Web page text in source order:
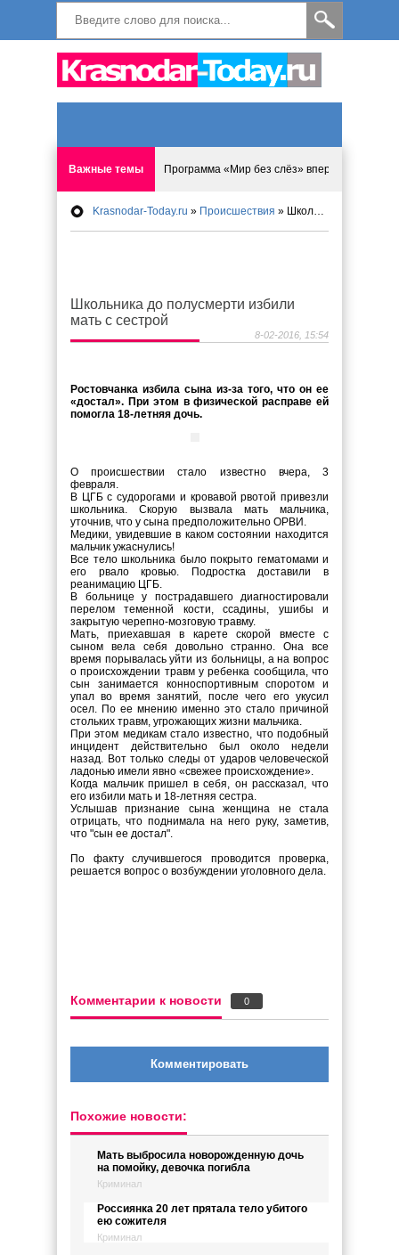
Важные темы Программа «Мир без слёз» впервые в
Исмагил Шангареев: Отзывы и напутствия
В Краснодаре отменяют «СНИЛС», что будет
Krasnodar-Today.ru » Происшествия » Школьника до полусмерти избили мать с сестрой
Школьника до полусмерти избили
мать с сестрой
8-02-2016, 15:54
Ростовчанка избила сына из-за того, что он ее
«достал». При этом в физической расправе ей
помогла 18-летняя дочь.
О происшествии стало известно вчера, 3
февраля.
В ЦГБ с судорогами и кровавой рвотой привезли
школьника. Скорую вызвала мать мальчика,
уточнив, что у сына предположительно ОРВИ.
Медики, увидевшие в каком состоянии находится
мальчик ужаснулись!
Все тело школьника было покрыто гематомами и
его рвало кровью. Подростка доставили в
реанимацию ЦГБ.
В больнице у пострадавшего диагностировали
перелом теменной кости, ссадины, ушибы и
закрытую черепно-мозговую травму.
Мать, приехавшая в карете скорой вместе с
сыном вела себя довольно странно. Она все
время порывалась уйти из больницы, а на вопрос
о происхождении травм у ребенка сообщила, что
сын занимается конноспортивным споротом и
упал во время занятий, после чего его укусил
осел. По ее мнению именно это стало причиной
стольких травм, угрожающих жизни мальчика.
При этом медикам стало известно, что подобный
инцидент действительно был около недели
назад. Вот только следы от ударов человеческой
ладонью имели явно «свежее происхождение».
Когда мальчик пришел в себя, он рассказал, что
его избили мать и 18-летняя сестра.
Услышав признание сына женщина не стала
отрицать, что поднимала на него руку, заметив,
что "сын ее достал".
По факту случившегося проводится проверка,
решается вопрос о возбуждении уголовного дела.
Комментарии к новости 0
Комментировать
Похожие новости:
Мать выбросила новорожденную дочь
на помойку, девочка погибла
Криминал
Россиянка 20 лет прятала тело убитого
ею сожителя
Криминал